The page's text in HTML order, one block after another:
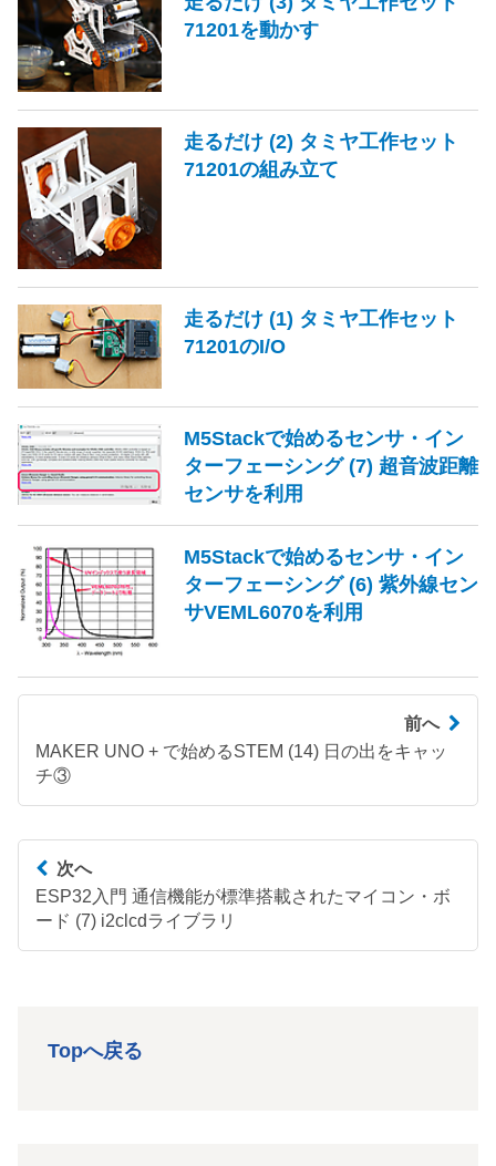
71201を動かす
走るだけ (2) タミヤ工作セット
71201の組み立て
走るだけ (1) タミヤ工作セット
71201のI/O
M5Stackで始めるセンサ・イン
ターフェーシング (7) 超音波距離
センサを利用
M5Stackで始めるセンサ・イン
ターフェーシング (6) 紫外線セン
サVEML6070を利用
前へ
MAKER UNO + で始めるSTEM (14) 日の出をキャッ
チ③
次へ
ESP32入門 通信機能が標準搭載されたマイコン・ボ
ード (7) i2clcdライブラリ
Topへ戻る